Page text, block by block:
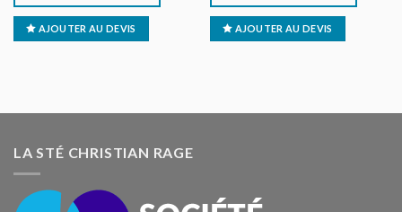
AJOUTER AU DEVIS AJOUTER AU DEVIS
LA STÉ CHRISTIAN RAGE